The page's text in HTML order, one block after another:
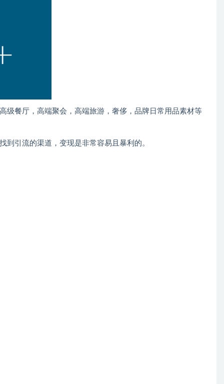
级餐厅，高端聚会，高端旅游，奢侈，品牌日常用品素材等
引流的渠道，变现是非常容易且暴利的。